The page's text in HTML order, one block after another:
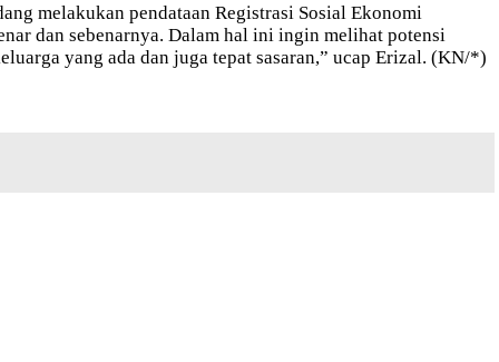
melakukan pendataan Registrasi Sosial Ekonomi
dan sebenarnya. Dalam hal ini ingin melihat potensi
yang ada dan juga tepat sasaran,” ucap Erizal. (KN/*)